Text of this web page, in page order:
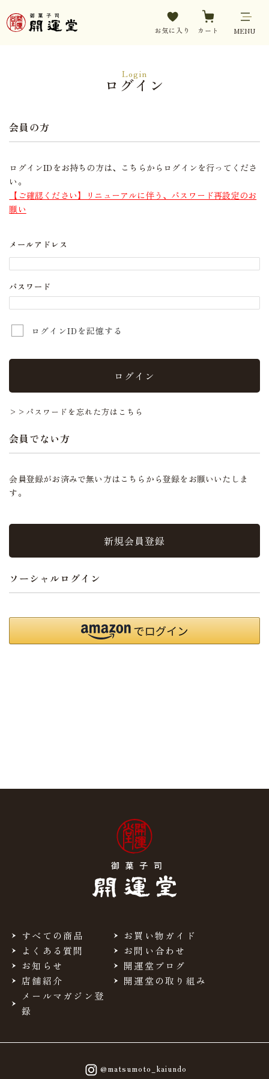
お気に入り カート MENU
Login
ログイン
会員の方
ログインIDをお持ちの方は、こちらからログインを行ってくださ
い。
【ご確認ください】リニューアルに伴う、パスワード再設定のお
願い
メールアドレス
パスワード
ログインIDを記憶する
ログイン
>>パスワードを忘れた方はこちら
会員でない方
会員登録がお済みで無い方はこちらから登録をお願いいたしま
す。
新規会員登録
ソーシャルログイン
すべての商品
お買い物ガイド
よくある質問
お問い合わせ
お知らせ
開運堂ブログ
店舗紹介
開運堂の取り組み
メールマガジン登
録
@matsumoto_kaiundo